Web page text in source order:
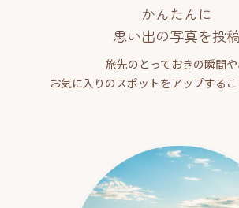
かんたんに
思い出の写真を投稿
旅先のとっておきの瞬間や
お気に入りのスポットをアップする